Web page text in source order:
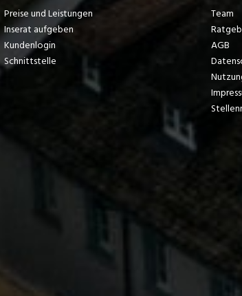
Preise und Leistungen
Inserat aufgeben
Kundenlogin
Schnittstelle
Team
AGB